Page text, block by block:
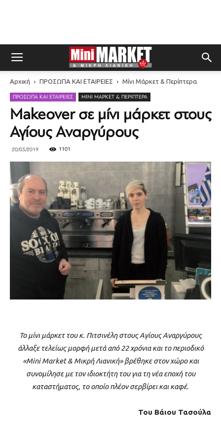
Αρχική ΠΡΟΣΩΠΑ ΚΑΙ ΕΤΑΙΡΕΙΕΣ Μίνι Μάρκετ & Περίπτερα
ΠΡΟΣΩΠΑ ΚΑΙ ΕΤΑΙΡΕΙΕΣ ΜΊΝΙ ΜΆΡΚΕΤ & ΠΕΡΊΠΤΕΡΑ
Makeover σε μίνι μάρκετ στους
Αγίους Αναργύρους
20/03/2019 1101
Το μίνι μάρκετ του κ. Πιτσινέλη στους Αγίους Αναργύρους
άλλαξε τελείως μορφή μετά από 22 χρόνια και το περιοδικό
«Mini Market & Μικρή Λιανική» βρέθηκε στον χώρο και
συνομίλησε με τον ιδιοκτήτη του για τη νέα εποχή του
καταστήματος, το οποίο πλέον σερβίρει και καφέ.
Του Βάιου Τασούλα